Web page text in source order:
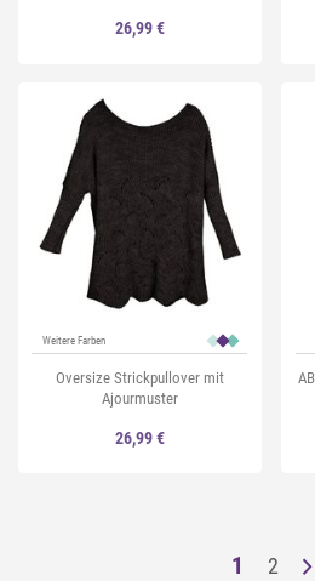
26,99 €
Weitere Farben
Oversize Strickpullover mit
Ajourmuster
26,99 €
1 2